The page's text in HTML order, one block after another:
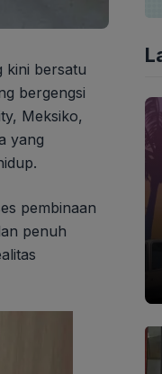
kini bersatu
bergengsi
Meksiko,
yang
pembinaan
penuh